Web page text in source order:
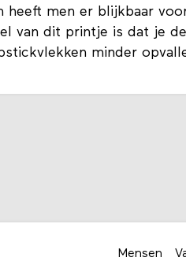
heeft men er blijkbaar
van dit printje is dat je
minder
Mensen